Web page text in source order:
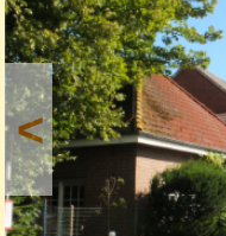
<